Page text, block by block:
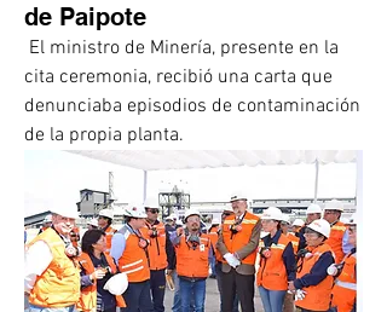
de Paipote
cita ceremonia, recibió una carta que
denunciaba episodios de contaminación
de la propia planta.